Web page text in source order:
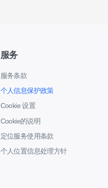
服务
服务条款
个人信息保护政策
Cookie 设置
Cookie的说明
定位服务使用条款
个人位置信息处理方针